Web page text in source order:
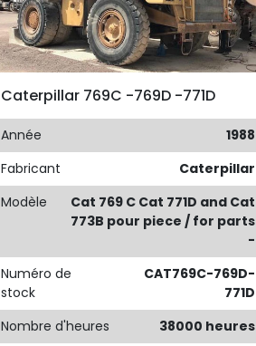
Caterpillar 769C -769D -771D
Année
1988
Fabricant
Caterpillar
Modèle
Cat 769 C Cat 771D and Cat
773B pour piece / for parts
-
Numéro de
stock
CAT769C-769D-
771D
Nombre d'heures
38000 heures